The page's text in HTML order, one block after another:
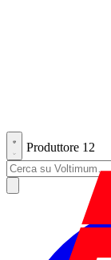
Produttore 12